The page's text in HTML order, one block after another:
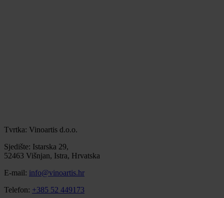
Tvrtka: Vinoartis d.o.o.
Sjedište: Istarska 29,
52463 Višnjan, Istra, Hrvatska
E-mail: info@vinoartis.hr
Telefon: +385 52 449173